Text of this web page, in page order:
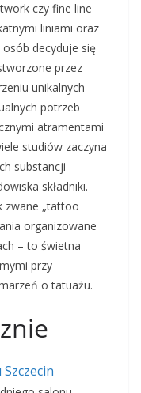
czy fine line
liniami oraz
decyduje się
przez
unikalnych
potrzeb
atramentami
studiów zaczyna
substancji
składniki.
zwane „tattoo
organizowane
– to świetna
przy
o tatuażu.